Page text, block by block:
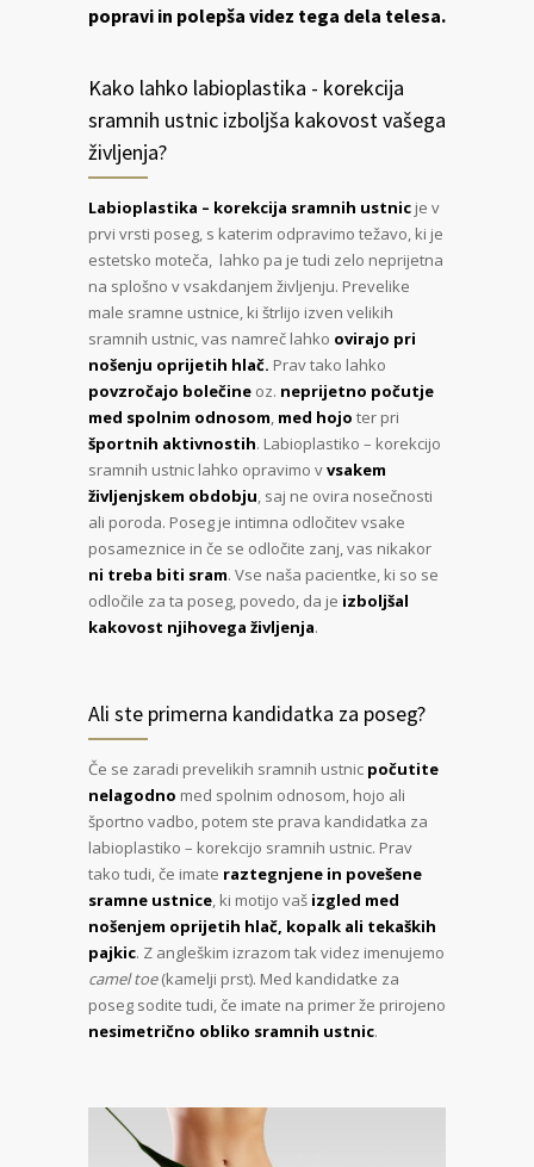
popravi in polepša videz tega dela telesa.
Kako lahko labioplastika - korekcija
sramnih ustnic izboljša kakovost vašega
življenja?
Labioplastika – korekcija sramnih ustnic je v
prvi vrsti poseg, s katerim odpravimo težavo, ki je
estetsko moteča, lahko pa je tudi zelo neprijetna
na splošno v vsakdanjem življenju. Prevelike
male sramne ustnice, ki štrlijo izven velikih
sramnih ustnic, vas namreč lahko ovirajo pri
nošenju oprijetih hlač. Prav tako lahko
povzročajo bolečine oz. neprijetno počutje
med spolnim odnosom, med hojo ter pri
športnih aktivnostih. Labioplastiko – korekcijo
sramnih ustnic lahko opravimo vvsakem
življenjskem obdobju, saj ne ovira nosečnosti
ali poroda. Poseg je intimna odločitev vsake
posameznice in če se odločite zanj, vas nikakor
ni treba biti sram. Vse naša pacientke, ki so se
odločile za ta poseg, povedo, da je izboljšal
kakovost njihovega življenja.
Ali ste primerna kandidatka za poseg?
Če se zaradi prevelikih sramnih ustnic počutite
nelagodno med spolnim odnosom, hojo ali
športno vadbo, potem ste prava kandidatka za
labioplastiko – korekcijo sramnih ustnic. Prav
tako tudi, če imate raztegnjene in povešene
sramne ustnice, ki motijo vaš izgled med
nošenjem oprijetih hlač, kopalk ali tekaških
pajkic. Z angleškim izrazom tak videz imenujemo
camel toe(kamelji prst). Med kandidatke za
poseg sodite tudi, če imate na primer že prirojeno
nesimetrično obliko sramnih ustnic.